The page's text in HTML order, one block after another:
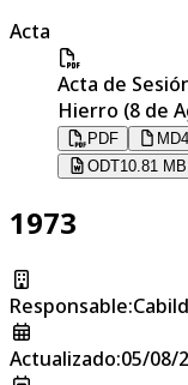
Acta
Acta de
Hierro (8 de
PDF MD
ODT10.81 MB
1973
Responsable:
Actualizado:05/08/